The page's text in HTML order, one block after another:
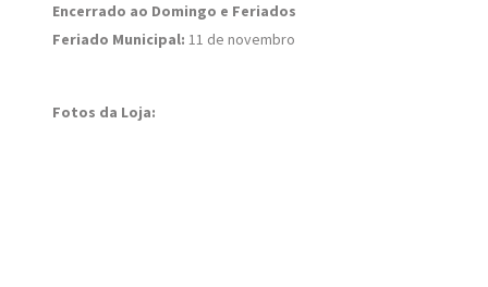
Encerrado ao Domingo e Feriados
Feriado Municipal: 11 de novembro
Fotos da Loja: